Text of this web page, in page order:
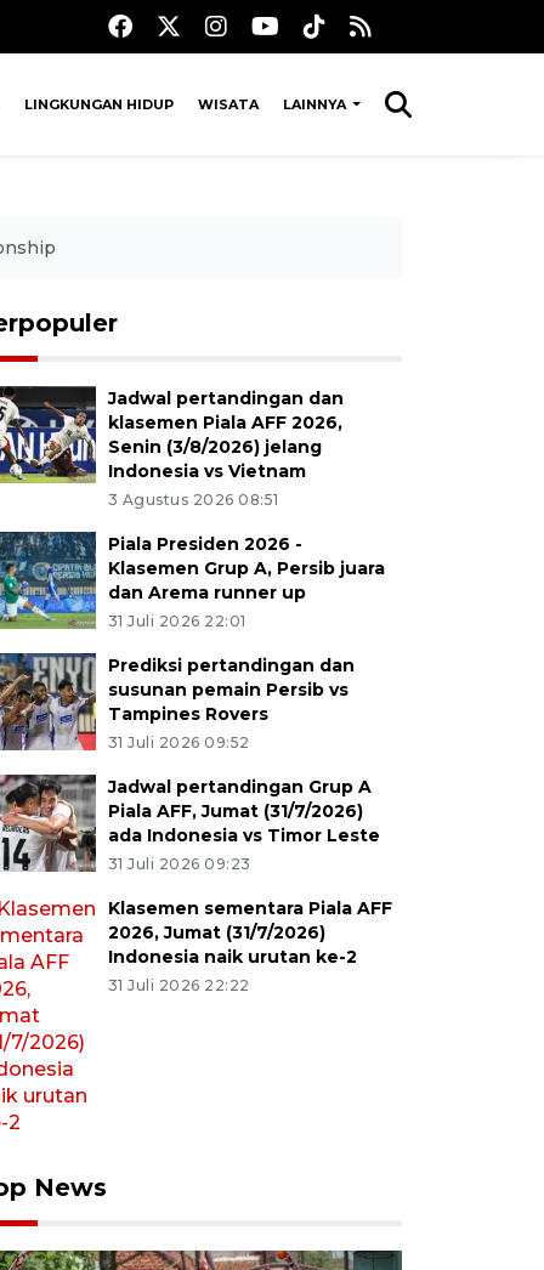
LINGKUNGAN HIDUP WISATA LAINNYA
Jadwal pertandingan dan
klasemen Piala AFF 2026,
Senin (3/8/2026) jelang
Indonesia vs Vietnam
3 Agustus 2026 08:51
Piala Presiden 2026 -
Klasemen Grup A, Persib juara
dan Arema runner up
31 Juli 2026 22:01
Prediksi pertandingan dan
susunan pemain Persib vs
Tampines Rovers
31 Juli 2026 09:52
Jadwal pertandingan Grup A
Piala AFF, Jumat (31/7/2026)
ada Indonesia vs Timor Leste
31 Juli 2026 09:23
Klasemen sementara Piala AFF
2026, Jumat (31/7/2026)
Indonesia naik urutan ke-2
31 Juli 2026 22:22
News